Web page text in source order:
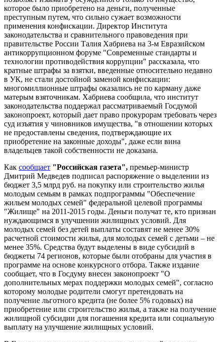
которое было приобретено на деньги, полученные
преступным путем, что сильно сужает возможности
применения конфискации. Директор Института
законодательства и сравнительного правоведения при
правительстве России Талия Хабриева на 3-м Евразийском
антикоррупционном форуме "Современные стандарты и
технологии противодействия коррупции" рассказала, что
кратные штрафы за взятки, введенные относительно недавно
в УК, не стали достойной заменой конфискации:
многомиллионные штрафы оказались не по карману даже
матерым взяточникам. Хабриева сообщила, что институт
законодательства поддержал рассматриваемый Госдумой
законопроект, который дает право прокурорам требовать через
суд изъятия у чиновников имущества, "в отношении которых
не предоставлены сведения, подтверждающие их
приобретение на законные доходы", даже если вина
владельцев такой собственности не доказана.
Как сообщает "Российская газета", премьер-министр
Дмитрий Медведев подписал распоряжение о выделении из
бюджет 3,5 млрд руб. на покупку или строительство жилья
молодым семьям в рамках подпрограммы "Обеспечение
жильем молодых семей" федеральной целевой программы
"Жилище" на 2011-2015 годы. Деньги получат те, кто признан
нуждающимся в улучшении жилищных условий. Для
молодых семей без детей выплаты составят не менее 30%
расчетной стоимости жилья, для молодых семей с детьми – не
менее 35%. Средства будут выделены в виде субсидий в
бюджеты 74 регионов, которые были отобраны для участия в
программе на основе конкурсного отбора. Также издание
сообщает, что в Госдуму внесен законопроект "О
дополнительных мерах поддержки молодых семей", согласно
которому молодые родители смогут претендовать на
получение льготного кредита (не более 5% годовых) на
приобретение или строительство жилья, а также на получение
жилищной субсидии для погашения кредита или социальную
выплату на улучшение жилищных условий.